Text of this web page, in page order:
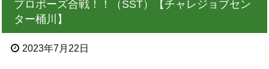
プロポーズ合戦！！（SST）【チャレジョブセン
ター桶川】
2023年7月22日